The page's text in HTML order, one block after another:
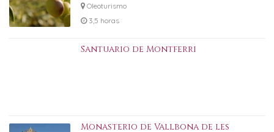
Oleoturismo
3,5 horas
Santuario de Montferri
Monasterio de Vallbona de les